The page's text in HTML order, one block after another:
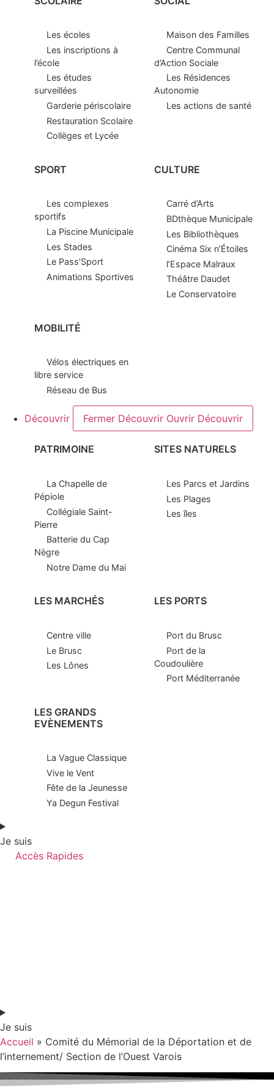
Les écoles
Les inscriptions à
l’école
Les études
surveillées
Garderie périscolaire
Restauration Scolaire
Collèges et Lycée
Maison des Familles
Centre Communal
d’Action Sociale
Les Résidences
Autonomie
Les actions de santé
SPORT
Les complexes
sportifs
La Piscine Municipale
Les Stades
Le Pass’Sport
Animations Sportives
CULTURE
Carré d’Arts
BDthèque Municipale
Les Bibliothèques
Cinéma Six n’Étoiles
l’Espace Malraux
Théâtre Daudet
Le Conservatoire
MOBILITÉ
Vélos électriques en
libre service
Réseau de Bus
Découvrir Fermer Découvrir Ouvrir Découvrir
PATRIMOINE
La Chapelle de
Pépiole
Collégiale Saint-
Pierre
Batterie du Cap
Nègre
Notre Dame du Mai
SITES NATURELS
Les Parcs et Jardins
Les Plages
Les îles
LES MARCHÉS
Centre ville
Le Brusc
Les Lônes
LES PORTS
Port du Brusc
Port de la
Coudoulière
Port Méditerranée
LES GRANDS
EVÈNEMENTS
La Vague Classique
Vive le Vent
Fête de la Jeunesse
Ya Degun Festival
Je suis
Accès Rapides
Je suis
Accueil » Comité du Mémorial de la Déportation et de
l’internement/ Section de l’Ouest Varois